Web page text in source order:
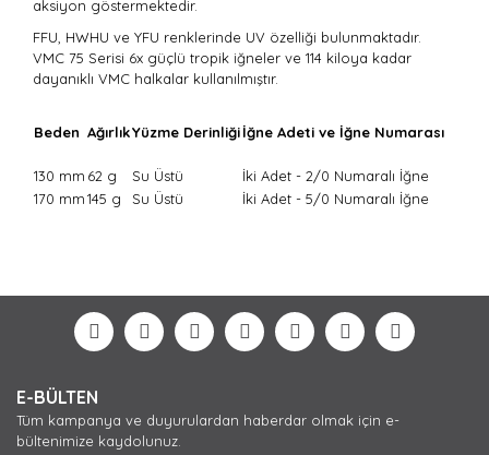
aksiyon göstermektedir.
FFU, HWHU ve YFU renklerinde UV özelliği bulunmaktadır.
VMC 75 Serisi 6x güçlü tropik iğneler ve 114 kiloya kadar
dayanıklı VMC halkalar kullanılmıştır.
Beden AğırlıkYüzme Derinliğiİğne Adeti ve İğne Numarası
130 mm 62 g Su Üstü
İki Adet - 2/0 Numaralı İğne
170 mm145 g Su Üstü İki Adet - 5/0 Numaralı İğne
Yorum Yaz
formunu kullanarak tarafımıza iletebilirsiniz.
Görüş ve önerileriniz için teşekkür ederiz.
Ürün açıklamasında eksik bilgiler bulunuyor.
Ürün bilgilerinde hatalar bulunuyor.
E-BÜLTEN
Tüm kampanya ve duyurulardan haberdar olmak için e-
bültenimize kaydolunuz.